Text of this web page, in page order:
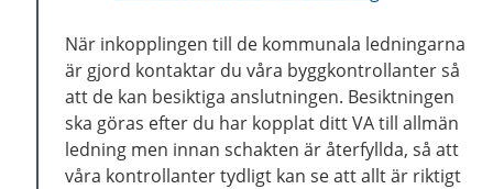
När inkopplingen till de kommunala ledningarna
är gjord kontaktar du våra byggkontrollanter så
att de kan besiktiga anslutningen. Besiktningen
ska göras efter du har kopplat ditt VA till allmän
ledning men innan schakten är återfyllda, så att
våra kontrollanter tydligt kan se att allt är riktigt